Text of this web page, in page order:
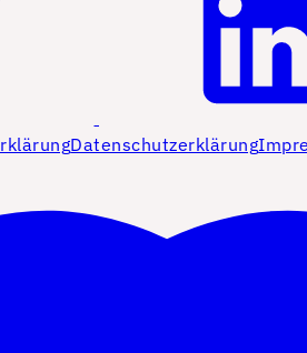
Datenschutzerklärung